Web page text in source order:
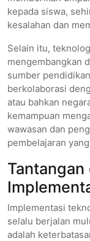
kepada siswa,
kesalahan dan
Selain itu,
mengembangkan
sumber
berkolaborasi
atau bahkan
kemampuan
wawasan dan
pembelajaran
Tantangan
Implementasi
selalu berjalan
adalah